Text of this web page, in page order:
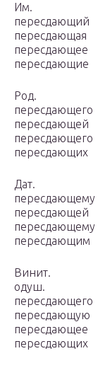
Им.
пересдающий
пересдающая
пересдающее
пересдающие
Род.
пересдающего
пересдающей
пересдающего
пересдающих
Дат.
пересдающему
пересдающей
пересдающему
пересдающим
Винит.
одуш.
пересдающего
пересдающую
пересдающее
пересдающих